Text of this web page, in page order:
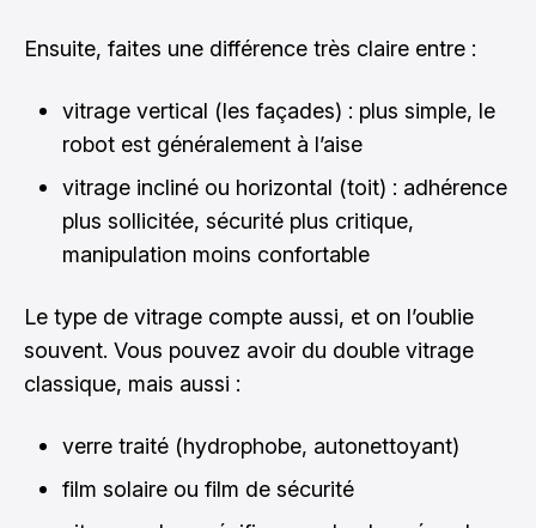
Ensuite, faites une différence très claire entre :
vitrage vertical (les façades) : plus simple, le
robot est généralement à l’aise
vitrage incliné ou horizontal (toit) : adhérence
plus sollicitée, sécurité plus critique,
manipulation moins confortable
Le type de vitrage compte aussi, et on l’oublie
souvent. Vous pouvez avoir du double vitrage
classique, mais aussi :
verre traité (hydrophobe, autonettoyant)
film solaire ou film de sécurité